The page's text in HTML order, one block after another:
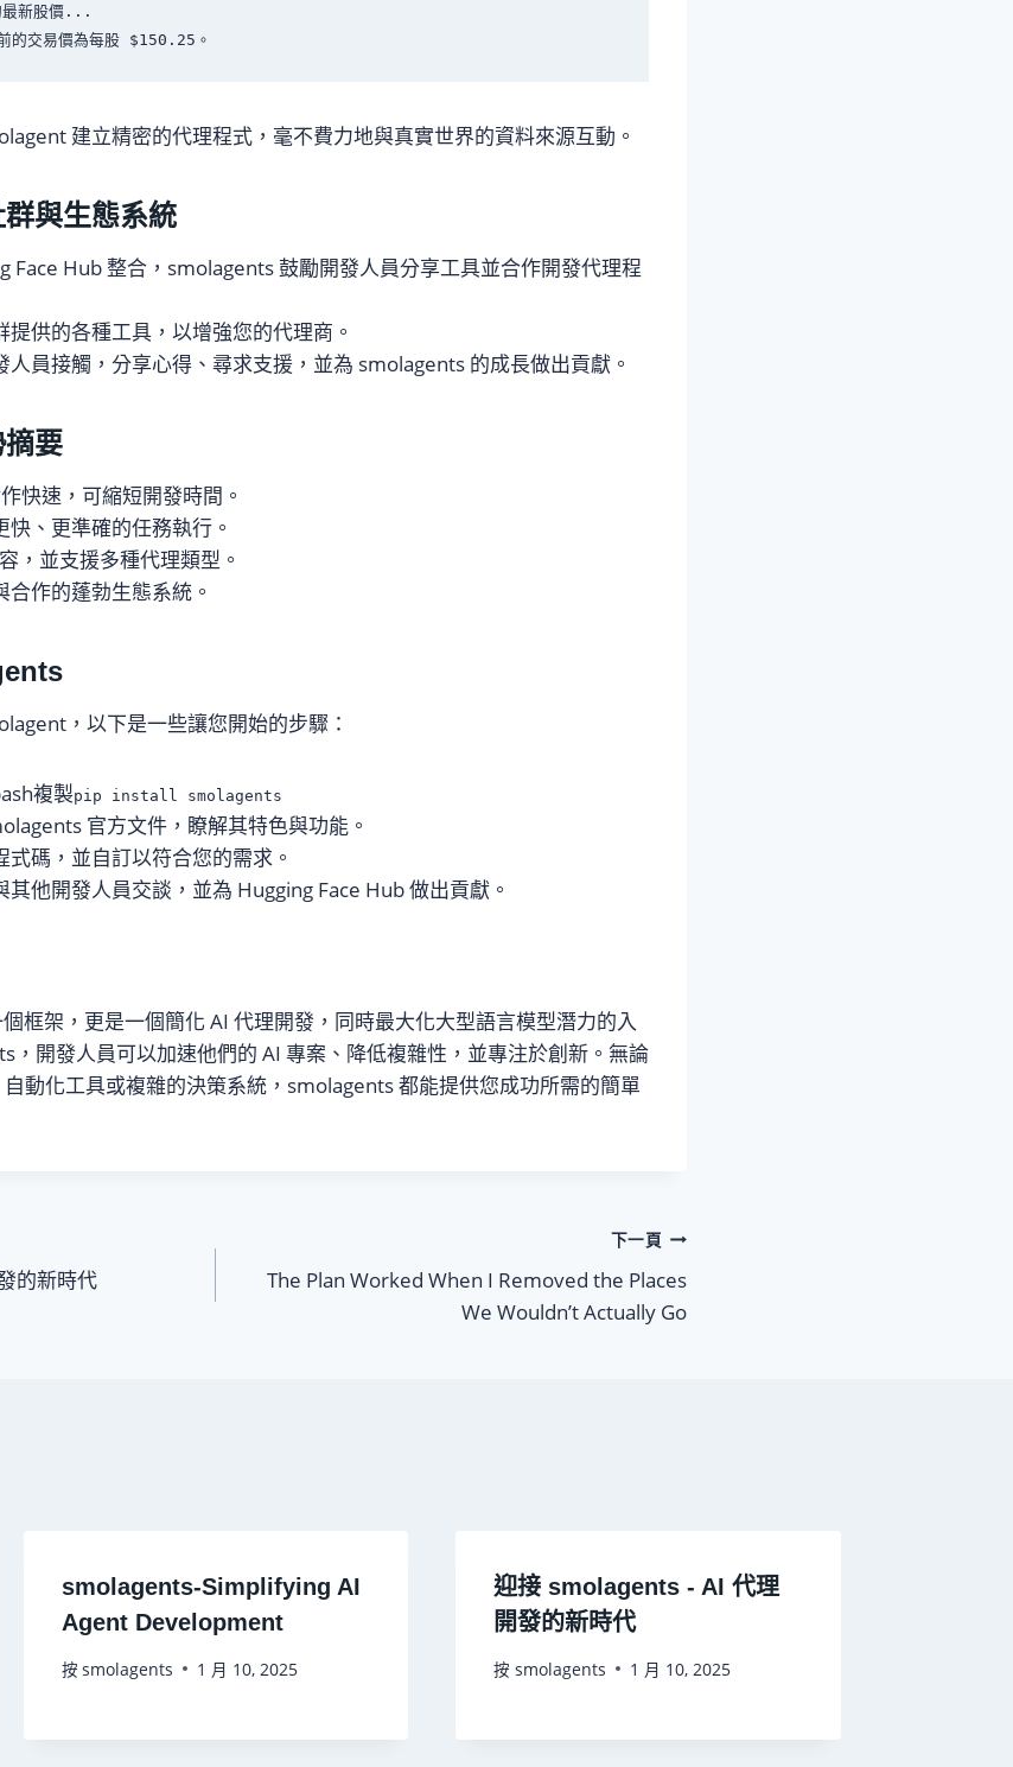
最新股價...
建立精密的代理程式，毫不費力地與真實世界的資料來源互動。
與生態系統
Face Hub 整合，smolagents 鼓勵開發人員分享工具並合作開發代理程
提供的各種工具，以增強您的代理商。
人員接觸，分享心得、尋求支援，並為 smolagents 的成長做出貢獻。
要
快速，可縮短開發時間。
快、更準確的任務執行。
，並支援多種代理類型。
合作的蓬勃生態系統。
，以下是一些讓您開始的步驟：
複製pip install smolagents
官方文件，瞭解其特色與功能。
式碼，並自訂以符合您的需求。
其他開發人員交談，並為 Hugging Face Hub 做出貢獻。
框架，更是一個簡化 AI 代理開發，同時最大化大型語言模型潛力的入
，開發人員可以加速他們的 AI 專案、降低複雜性，並專注於創新。無論
動化工具或複雜的決策系統，smolagents 都能提供您成功所需的簡單
的新時代
下一頁
The Plan Worked When I Removed the Places
We Wouldn’t Actually Go
smolagents-Simplifying AI
Agent Development
按 smolagents 1 月 10, 2025
迎接 smolagents - AI 代理
開發的新時代
按 smolagents 1 月 10, 2025